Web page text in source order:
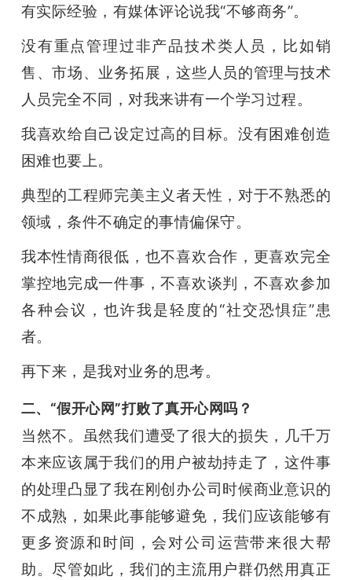
有实际经验，有媒体评论说我“不够商务”。
没有重点管理过非产品技术类人员，比如销
售、市场、业务拓展，这些人员的管理与技术
人员完全不同，对我来讲有一个学习过程。
我喜欢给自己设定过高的目标。没有困难创造
困难也要上。
典型的工程师完美主义者天性，对于不熟悉的
领域，条件不确定的事情偏保守。
我本性情商很低，也不喜欢合作，更喜欢完全
掌控地完成一件事，不喜欢谈判，不喜欢参加
各种会议，也许我是轻度的“社交恐惧症”患
者。
再下来，是我对业务的思考。
二、“假开心网”打败了真开心网吗？
当然不。虽然我们遭受了很大的损失，几千万
本来应该属于我们的用户被劫持走了，这件事
的处理凸显了我在刚创办公司时候商业意识的
不成熟，如果此事能够避免，我们应该能够有
更多资源和时间，会对公司运营带来很大帮
助。尽管如此，我们的主流用户群仍然用真正